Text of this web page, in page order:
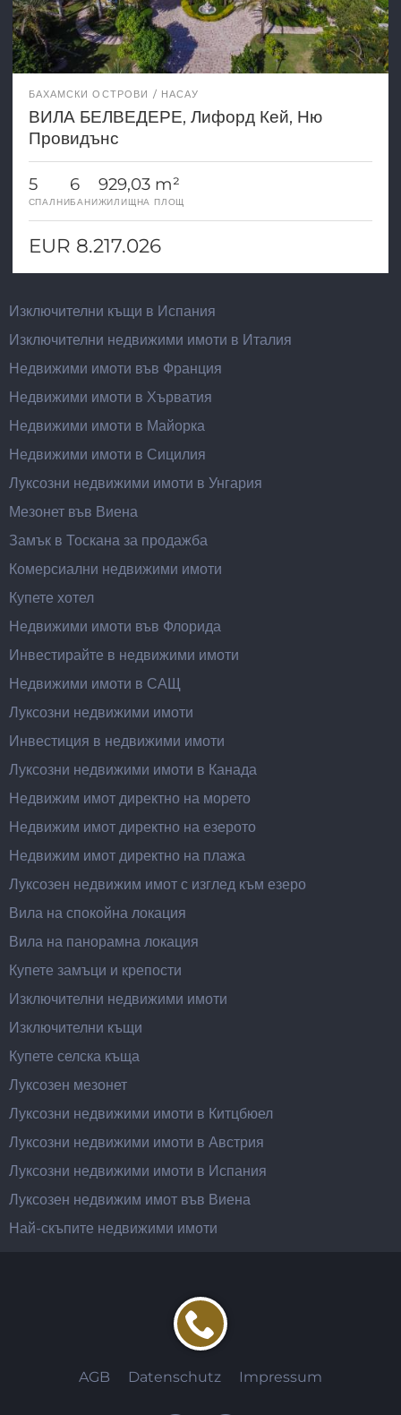
БАХАМСКИ ОСТРОВИ НАСАУ
ВИЛА БЕЛВЕДЕРЕ, Лифорд Кей, Ню
Провидънс
5
СПАЛНИ
6
БАНИ
929,03 m²
ЖИЛИЩНА ПЛОЩ
EUR 8.217.026
Изключителни къщи в Испания
Изключителни недвижими имоти в Италия
Недвижими имоти във Франция
Недвижими имоти в Хърватия
Недвижими имоти в Майорка
Недвижими имоти в Сицилия
Луксозни недвижими имоти в Унгария
Мезонет във Виена
Замък в Тоскана за продажба
Комерсиални недвижими имоти
Купете хотел
Недвижими имоти във Флорида
Инвестирайте в недвижими имоти
Недвижими имоти в САЩ
Луксозни недвижими имоти
Инвестиция в недвижими имоти
Луксозни недвижими имоти в Канада
Недвижим имот директно на морето
Недвижим имот директно на езерото
Недвижим имот директно на плажа
Луксозен недвижим имот с изглед към езеро
Вила на спокойна локация
Вила на панорамна локация
Купете замъци и крепости
Изключителни недвижими имоти
Изключителни къщи
Купете селска къща
Луксозен мезонет
Луксозни недвижими имоти в Китцбюел
Луксозни недвижими имоти в Австрия
Луксозни недвижими имоти в Испания
Луксозен недвижим имот във Виена
Най-скъпите недвижими имоти
AGB Datenschutz Impressum